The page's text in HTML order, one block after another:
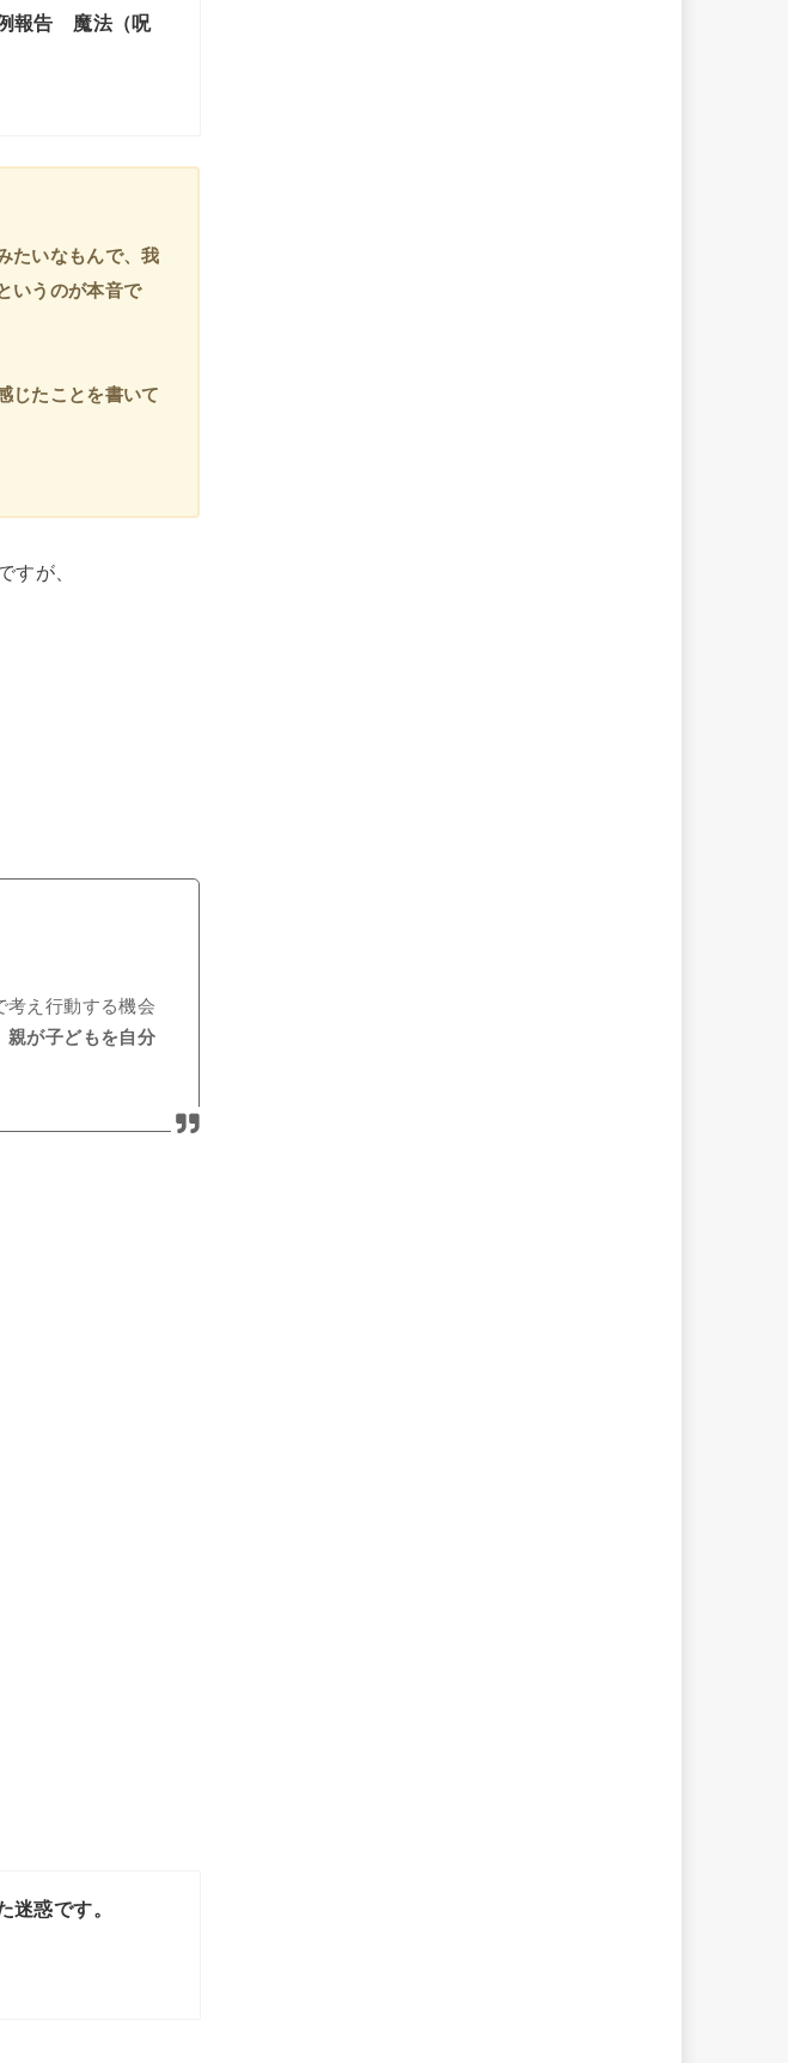
報告 魔法（呪
たいなもんで、我
いうのが本音で
じたことを書いて
すが、
考え行動する機会
親が子どもを自分
惑です。